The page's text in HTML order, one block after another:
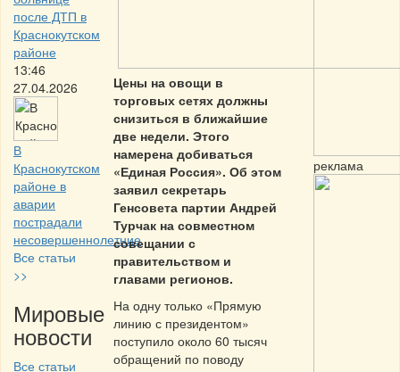
после ДТП в
Краснокутском
районе
13:46
27.04.2026
В
Краснокутском
районе в
аварии
пострадали
несовершеннолетние
Все статьи
>>
Мировые
новости
Все статьи
Цены на овощи в
торговых сетях должны
снизиться в ближайшие
две недели. Этого
намерена добиваться
«Единая Россия». Об этом
заявил секретарь
Генсовета партии Андрей
Турчак на совместном
совещании с
правительством и
главами регионов.
На одну только «Прямую
линию с президентом»
поступило около 60 тысяч
обращений по поводу
реклама